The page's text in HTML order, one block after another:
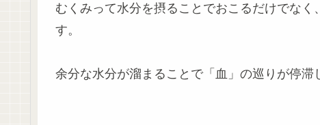
むくみって水分を摂ることでおこるだけでな
す。
余分な水分が溜まることで「血」の巡りが停滞